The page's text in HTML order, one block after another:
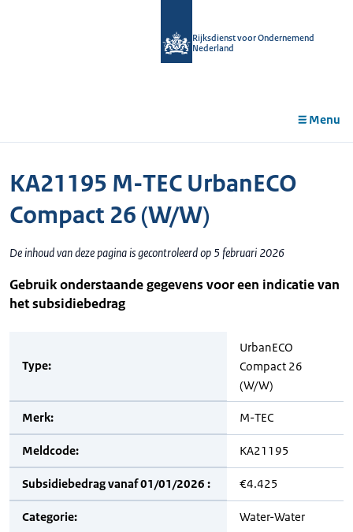
Rijksdienst voor Ondernemend
Nederland
Menu
KA21195 M-TEC UrbanECO
Compact 26 (W/W)
De inhoud van deze pagina is gecontroleerd op 5 februari 2026
Gebruik onderstaande gegevens voor een indicatie van
het subsidiebedrag
Type:
UrbanECO
Compact 26
(W/W)
Merk: M-TEC
Meldcode: KA21195
Subsidiebedrag vanaf 01/01/2026 : €4.425
Categorie: Water-Water